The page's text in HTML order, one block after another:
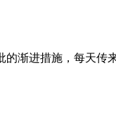
渐进措施，每天传